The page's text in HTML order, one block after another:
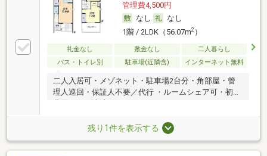
管理費4,500円
なし
なし
1階 / 2LDK（56.07m2）
礼金なし 敷金なし
二人暮らし
バス・トイレ別
駐車場(近隣含) インターネット無料
二人入居可・メゾネット・駐車場2台分・角部屋・管
理人巡回・保証人不要／代行 ・ルームシェア可・初期
費用カード決済可
残り1件を表示する